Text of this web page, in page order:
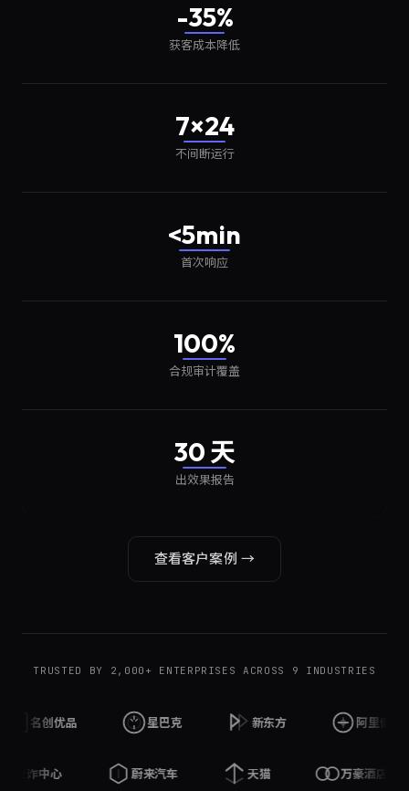
-35%
获客成本降低
7×24
不间断运行
<5min
首次响应
100%
合规审计覆盖
30 天
出效果报告
查看客户案例 →
TRUSTED BY 2,000+ ENTERPRISES ACROSS 9 INDUSTRIES
优品 星巴克 新东方 阿里健康
反诈中心 蔚来汽车 万豪